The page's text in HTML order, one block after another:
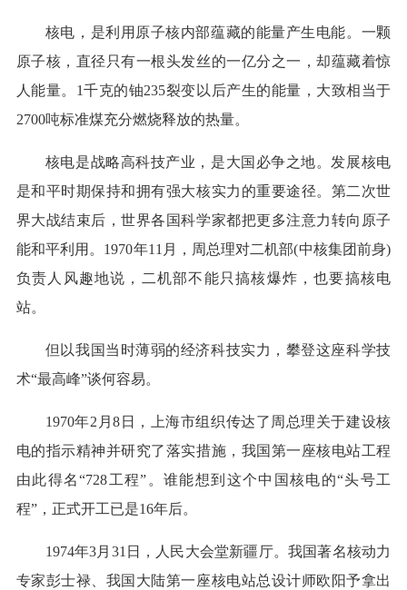
核电，是利用原子核内部蕴藏的能量产生电能。一颗
原子核，直径只有一根头发丝的一亿分之一，却蕴藏着惊
人能量。1千克的铀235裂变以后产生的能量，大致相当于
2700吨标准煤充分燃烧释放的热量。
核电是战略高科技产业，是大国必争之地。发展核电
是和平时期保持和拥有强大核实力的重要途径。第二次世
界大战结束后，世界各国科学家都把更多注意力转向原子
能和平利用。1970年11月，周总理对二机部(中核集团前身)
负责人风趣地说，二机部不能只搞核爆炸，也要搞核电
站。
但以我国当时薄弱的经济科技实力，攀登这座科学技
术“最高峰”谈何容易。
1970年2月8日，上海市组织传达了周总理关于建设核
电的指示精神并研究了落实措施，我国第一座核电站工程
由此得名“728工程”。谁能想到这个中国核电的“头号工
程”，正式开工已是16年后。
1974年3月31日，人民大会堂新疆厅。我国著名核动力
专家彭士禄、我国大陆第一座核电站总设计师欧阳予拿出